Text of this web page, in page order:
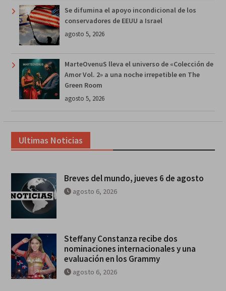
Se difumina el apoyo incondicional de los
conservadores de EEUU a Israel
agosto 5, 2026
MarteOvenuS lleva el universo de «Colección de
Amor Vol. 2» a una noche irrepetible en The
Green Room
agosto 5, 2026
Ultimas Noticias
Breves del mundo, jueves 6 de agosto
agosto 6, 2026
Steffany Constanza recibe dos
nominaciones internacionales y una
evaluación en los Grammy
agosto 6, 2026